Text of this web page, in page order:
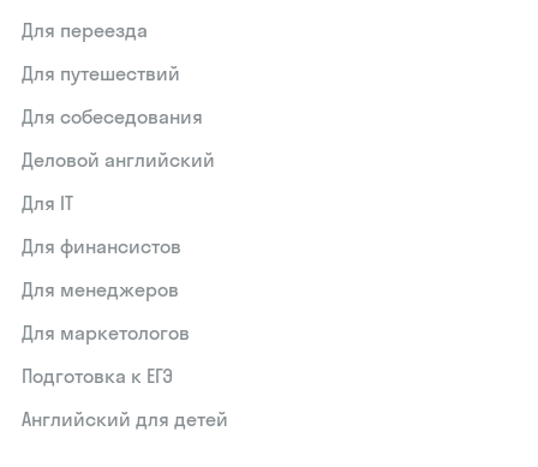
Для переезда
Для путешествий
Для собеседования
Деловой английский
Для IT
Для финансистов
Для менеджеров
Для маркетологов
Подготовка к ЕГЭ
Английский для детей